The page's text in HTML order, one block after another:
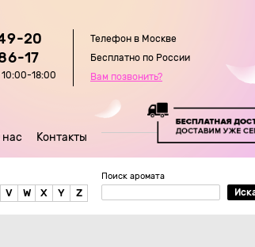
20
17
18:00
Телефон в Москве
Бесплатно по России
Вам позвонить?
нас Контакты
V W X Y Z
Поиск аромата